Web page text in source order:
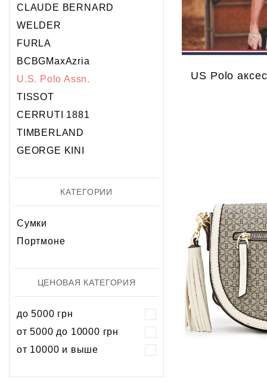
Хронограф
Механика
Календарь
Хронограф
Механика
CLAUDE BERNARD
WELDER
FURLA
BCBGMaxAzria
U.S. Polo Assn.
TISSOT
CERRUTI 1881
TIMBERLAND
GEORGE KINI
КАТЕГОРИИ
Сумки
Портмоне
ЦЕНОВАЯ КАТЕГОРИЯ
до 5000 грн
от 5000 до 10000 грн
от 10000 и выше
US Polo